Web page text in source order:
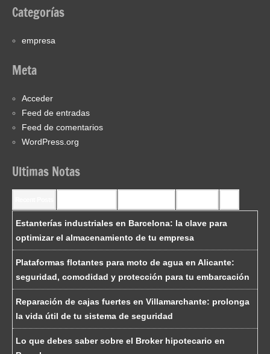
Categorías
empresa
Meta
Acceder
Feed de entradas
Feed de comentarios
WordPress.org
Ultimas Notas
Estanterías industriales en Barcelona: la clave para
optimizar el almacenamiento de tu empresa
Plataformas flotantes para moto de agua en Alicante:
seguridad, comodidad y protección para tu embarcación
Reparación de cajas fuertes en Villamarchante: prolonga
la vida útil de tu sistema de seguridad
Lo que debes saber sobre el Broker hipotecario en